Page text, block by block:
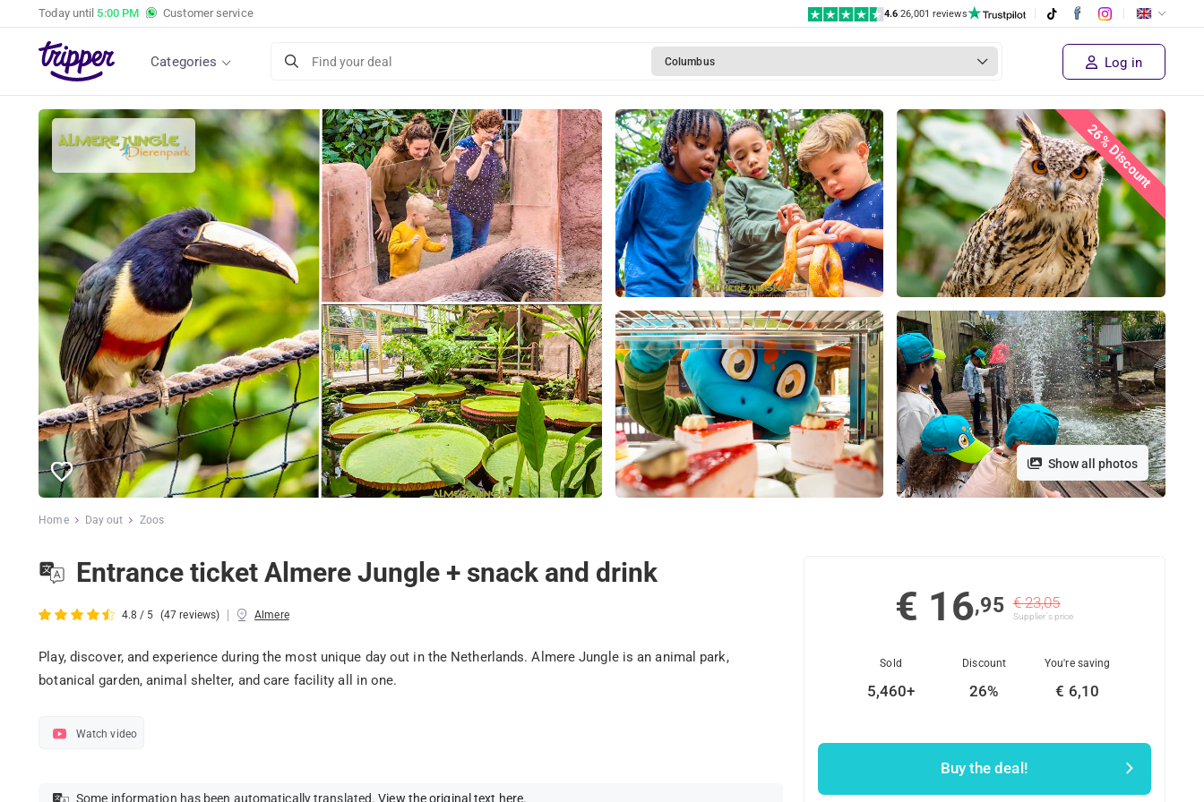
Today until 5:00 PM Customer service 4.6|26,001 reviews
Categories Find your deal Columbus Log in
26% Discount
Show all photos
Home Day out Zoos
Entrance ticket Almere Jungle + snack and drink
4.8 / 5 (47 reviews) | Almere
Play, discover, and experience during the most unique day out in the Netherlands. Almere Jungle is an animal park,
botanical garden, animal shelter, and care facility all in one.
Watch video
Some information has been automatically translated.View the original text here.
€ 16,95 € 23,05
Supplier's price
Sold
5,460+
Discount
26%
You're saving
€ 6,10
Buy the deal!